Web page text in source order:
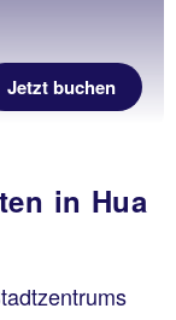
Jetzt buchen
in Hua